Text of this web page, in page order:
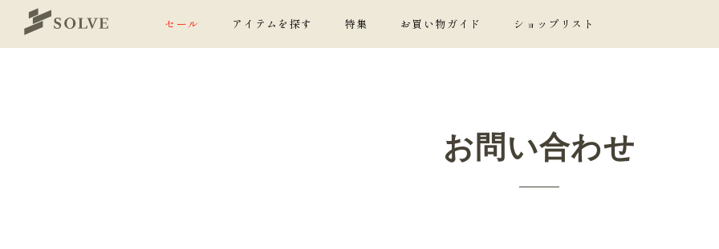
セール アイテムを探す 特集 お買い物ガイド ショップリスト
お問い合わせ